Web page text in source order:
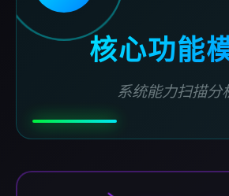
核心功能
系统能力扫描分